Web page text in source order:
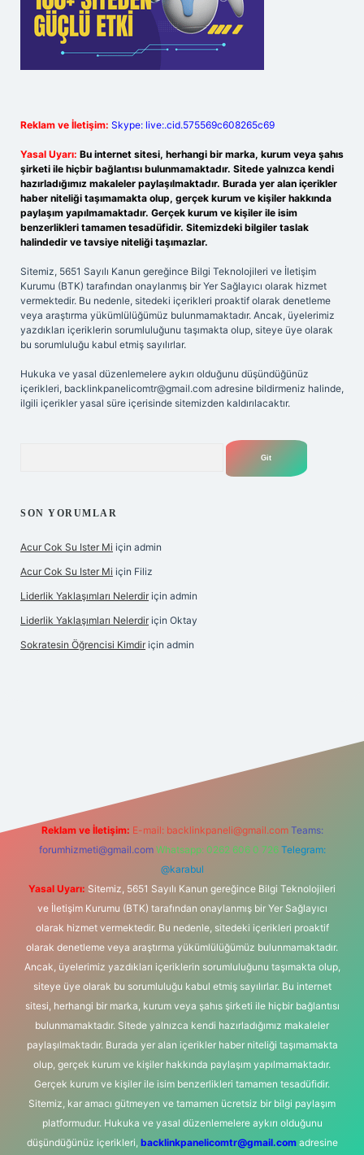
Reklam ve İletişim: Skype: live:.cid.575569c608265c69
Yasal Uyarı: Bu internet sitesi, herhangi bir marka, kurum veya şahıs
şirketi ile hiçbir bağlantısı bulunmamaktadır. Sitede yalnızca kendi
hazırladığımız makaleler paylaşılmaktadır. Burada yer alan içerikler
haber niteliği taşımamakta olup, gerçek kurum ve kişiler hakkında
paylaşım yapılmamaktadır. Gerçek kurum ve kişiler ile isim
benzerlikleri tamamen tesadüfidir. Sitemizdeki bilgiler taslak
halindedir ve tavsiye niteliği taşımazlar.
Sitemiz, 5651 Sayılı Kanun gereğince Bilgi Teknolojileri ve İletişim
Kurumu (BTK) tarafından onaylanmış bir Yer Sağlayıcı olarak hizmet
vermektedir. Bu nedenle, sitedeki içerikleri proaktif olarak denetleme
veya araştırma yükümlülüğümüz bulunmamaktadır. Ancak, üyelerimiz
yazdıkları içeriklerin sorumluluğunu taşımakta olup, siteye üye olarak
bu sorumluluğu kabul etmiş sayılırlar.
Hukuka ve yasal düzenlemelere aykırı olduğunu düşündüğünüz
içerikleri, backlinkpanelicomtr@gmail.com adresine bildirmeniz halinde,
ilgili içerikler yasal süre içerisinde sitemizden kaldırılacaktır.
SON YORUMLAR
Acur Cok Su Ister Mi için admin
Acur Cok Su Ister Mi için Filiz
Liderlik Yaklaşımları Nelerdir için admin
Liderlik Yaklaşımları Nelerdir için Oktay
Sokratesin Öğrencisi Kimdir için admin
Reklam ve İletişim: E-mail: backlinkpaneli@gmail.com Teams:
forumhizmeti@gmail.com Whatsapp: 0262 606 0 726 Telegram:
@karabul
Yasal Uyarı: Sitemiz, 5651 Sayılı Kanun gereğince Bilgi Teknolojileri
ve İletişim Kurumu (BTK) tarafından onaylanmış bir Yer Sağlayıcı
olarak hizmet vermektedir. Bu nedenle, sitedeki içerikleri proaktif
olarak denetleme veya araştırma yükümlülüğümüz bulunmamaktadır.
Ancak, üyelerimiz yazdıkları içeriklerin sorumluluğunu taşımakta olup,
siteye üye olarak bu sorumluluğu kabul etmiş sayılırlar. Bu internet
sitesi, herhangi bir marka, kurum veya şahıs şirketi ile hiçbir bağlantısı
bulunmamaktadır. Sitede yalnızca kendi hazırladığımız makaleler
paylaşılmaktadır. Burada yer alan içerikler haber niteliği taşımamakta
olup, gerçek kurum ve kişiler hakkında paylaşım yapılmamaktadır.
Gerçek kurum ve kişiler ile isim benzerlikleri tamamen tesadüfidir.
Sitemiz, kar amacı gütmeyen ve tamamen ücretsiz bir bilgi paylaşım
platformudur. Hukuka ve yasal düzenlemelere aykırı olduğunu
düşündüğünüz içerikleri, backlinkpanelicomtr@gmail.comadresine